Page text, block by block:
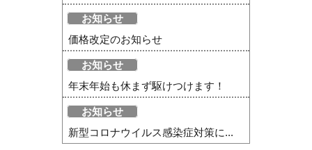
お知らせ
価格改定のお知らせ
お知らせ
年末年始も休まず駆けつけます！
お知らせ
新型コロナウイルス感染症対策に...